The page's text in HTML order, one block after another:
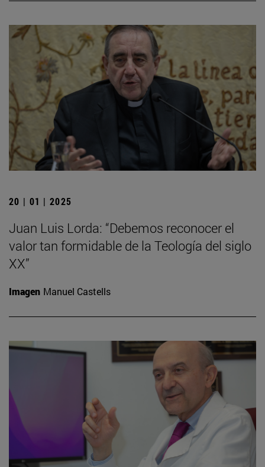
20 | 01 | 2025
Juan Luis Lorda: “Debemos reconocer el
valor tan formidable de la Teología del siglo
XX”
Imagen Manuel Castells